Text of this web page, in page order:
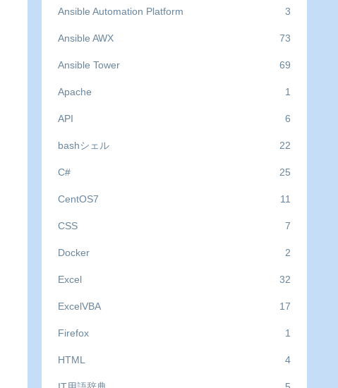
Ansible Automation Platform 3
Ansible AWX 73
Ansible Tower 69
Apache 1
API 6
bashシェル 22
C# 25
CentOS7 11
CSS 7
Docker 2
Excel 32
ExcelVBA 17
Firefox 1
HTML 4